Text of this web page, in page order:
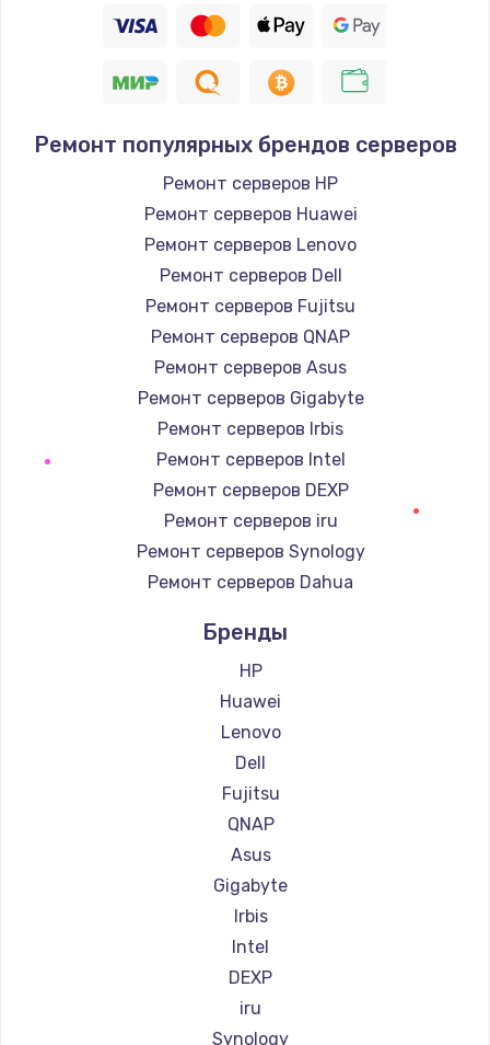
1400 руб.
Замена / ремонт электронного модуля
управления
600 руб.
Заказать
Замена конфорки
1100 руб.
Заказать
Замена платы сенсора
900 руб.
Заказать
Замена регулятора режимов конфорки
900 руб.
Заказать
Замена сенсорного датчика
1300 руб.
Замена сигнальной лампы
1200 руб.
Замена системной платы
1500 руб.
Заказать
Ремонт популярных брендов серверов
Ремонт серверов HP
Ремонт серверов Huawei
Ремонт серверов Lenovo
Ремонт серверов Dell
Ремонт серверов Fujitsu
Ремонт серверов QNAP
Ремонт серверов Asus
Ремонт серверов Gigabyte
Ремонт серверов Irbis
Ремонт серверов Intel
Ремонт серверов DEXP
Ремонт серверов iru
Ремонт серверов Synology
Ремонт серверов Dahua
Бренды
HP
Huawei
Lenovo
Dell
Fujitsu
QNAP
Asus
Gigabyte
Irbis
Intel
DEXP
iru
Synology